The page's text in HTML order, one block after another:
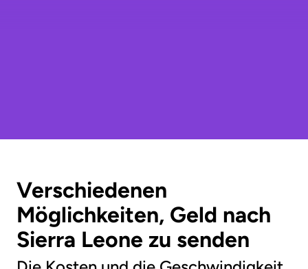
Verschiedenen
Möglichkeiten, Geld nach
Sierra Leone zu senden